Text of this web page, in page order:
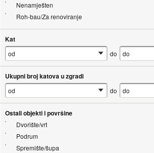
Nenamješten
Roh-bau/Za renoviranje
Kat
do
Ukupni broj katova u zgradi
do
Ostali objekti i površine
Dvorište/vrt
Podrum
Spremište/šupa